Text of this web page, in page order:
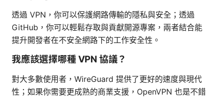
透過 VPN，你可以保護網路傳輸的隱私與安全；透過
GitHub，你可以輕鬆存取與貢獻開源專案，兩者結合能
提升開發者在不安全網路下的工作安全性。
我應該選擇哪種 VPN 協議？
對大多數使用者，WireGuard 提供了更好的速度與現代
性；如果你需要更成熟的商業支援，OpenVPN 也是不錯